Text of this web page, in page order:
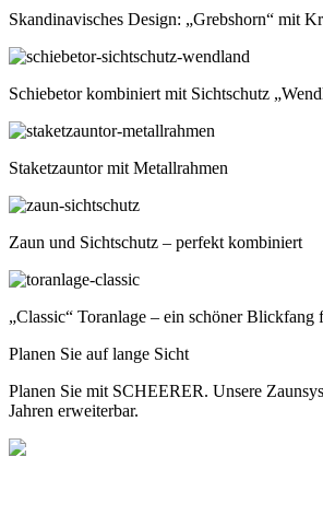
Skandinavisches Design: „Grebshorn“ mit
Schiebetor kombiniert mit Sichtschutz
Staketzauntor mit Metallrahmen
Zaun und Sichtschutz – perfekt kombiniert
„Classic“ Toranlage – ein schöner
Planen Sie auf lange Sicht
Planen Sie mit SCHEERER. Unsere
Jahren erweiterbar.